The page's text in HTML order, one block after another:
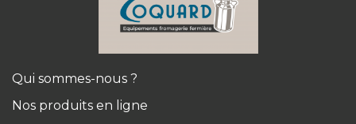
Qui sommes-nous ?
Nos produits en ligne